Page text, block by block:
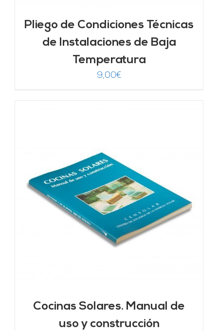
Pliego de Condiciones Técnicas
de Instalaciones de Baja
Temperatura
9,00€
Cocinas Solares. Manual de
uso y construcción